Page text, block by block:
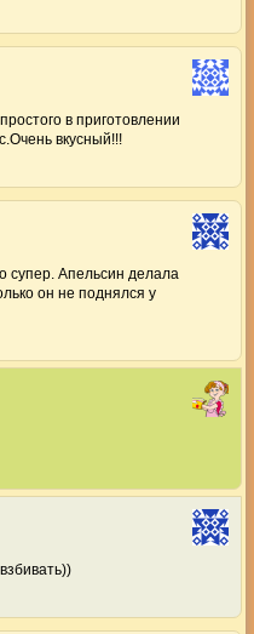
в приготовлении
вкусный!!!
супер. Апельсин делала
он не поднялся у